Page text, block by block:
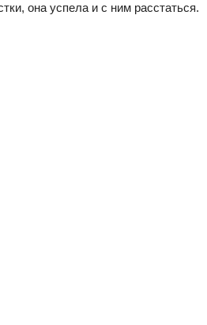
она успела и с ним расстаться.